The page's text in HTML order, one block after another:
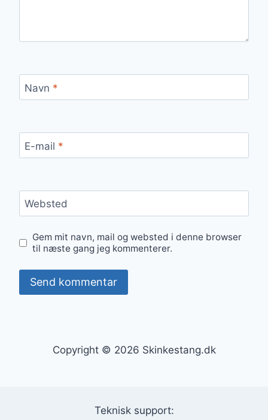
Navn *
E-mail *
Websted
Gem mit navn, mail og websted i denne browser
til næste gang jeg kommenterer.
Copyright © 2026 Skinkestang.dk
Teknisk support: